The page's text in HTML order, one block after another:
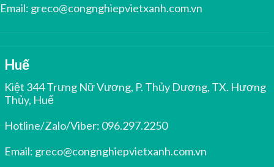
Email: greco@congnghiepvietxanh.com.vn
Huế
Kiệt 344 Trưng Nữ Vương, P. Thủy Dương, TX. Hương
Thủy, Huế
Hotline/Zalo/Viber: 096.297.2250
Email: greco@congnghiepvietxanh.com.vn